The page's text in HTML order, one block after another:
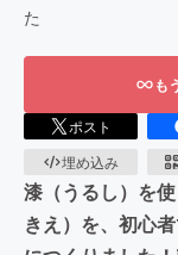
た
も
ポスト
埋め込み
漆（うるし）を
きえ）を、初心